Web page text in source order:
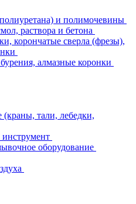
и полимочевины
раствора и бетона
корончатые сверла (фрезы),
алмазные коронки
(краны, тали, лебедки,
инструмент
оборудование